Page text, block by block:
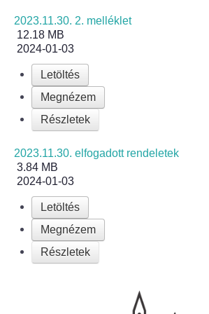
Bölcskei női kar
Bölcskei Rákóczi Horgász
Bölcskei Sportegyesület
Amatőr Színjátszó Társulat
Múló Évek Nyugdíjas Klub
Katolikus Egyház
2023.11.30. 2. melléklet
12.18 MB
2024-01-03
Letöltés
Megnézem
Részletek
2023.11.30. elfogadott rendeletek
3.84 MB
2024-01-03
Letöltés
Megnézem
Részletek